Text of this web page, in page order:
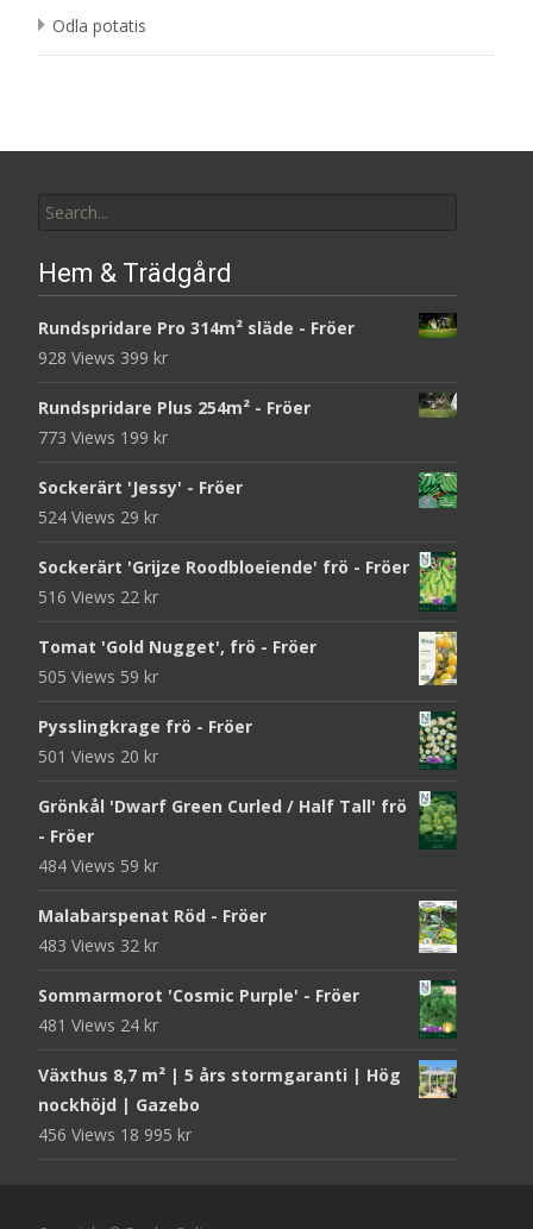
Odla potatis
for:
Hem & Trädgård
Rundspridare Pro 314m² släde - Fröer
928 Views 399 kr
Rundspridare Plus 254m² - Fröer
773 Views 199 kr
Sockerärt 'Jessy' - Fröer
524 Views 29 kr
Sockerärt 'Grijze Roodbloeiende' frö - Fröer
516 Views 22 kr
Tomat 'Gold Nugget', frö - Fröer
505 Views 59 kr
Pysslingkrage frö - Fröer
501 Views 20 kr
Grönkål 'Dwarf Green Curled / Half Tall' frö
- Fröer
484 Views 59 kr
Malabarspenat Röd - Fröer
483 Views 32 kr
Sommarmorot 'Cosmic Purple' - Fröer
481 Views 24 kr
Växthus 8,7 m² | 5 års stormgaranti | Hög
nockhöjd | Gazebo
456 Views 18 995 kr